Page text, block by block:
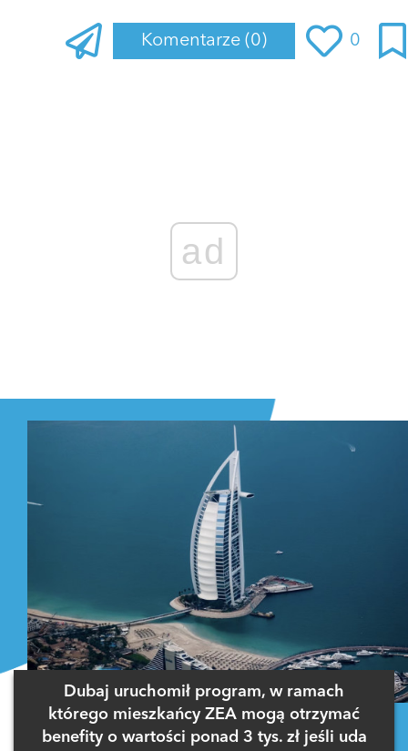
Komentarze (0) 0
ad
Dubaj uruchomił program, w ramach
którego mieszkańcy ZEA mogą otrzymać
benefity o wartości ponad 3 tys. zł jeśli uda